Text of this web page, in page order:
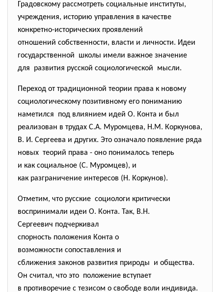
Градовскому рассмотреть социальные институты,
учреждения, историю управления в качестве
конкретно-исторических проявлений
отношений собственности, власти и личности. Идеи
государственной школы имели важное значение
для развития русской социологической мысли.
Переход от традиционной теории права к новому
социологическому позитивному его пониманию
наметился под влиянием идей О. Конта и был
реализован в трудах С.А. Муромцева, Н.М. Коркунова,
В. И. Сергеева и других. Это означало появление ряда
новых теорий права - оно понималось теперь
и как социальное (С. Муромцев), и
как разграничение интересов (Н. Коркунов).
Отметим, что русские социологи критически
воспринимали идеи О. Конта. Так, В.Н.
Сергеевич подчеркивал
спорность положения Конта о
возможности сопоставления и
сближения законов развития природы и общества.
Он считал, что это положение вступает
в противоречие с тезисом о свободе воли индивида.